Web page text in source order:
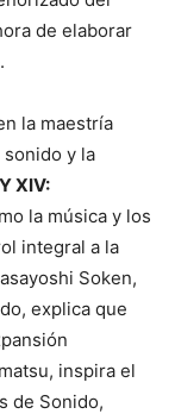
de elaborar
la maestría
y la
XIV:
la música y los
integral a la
Soken,
explica que
inspira el
de Sonido,